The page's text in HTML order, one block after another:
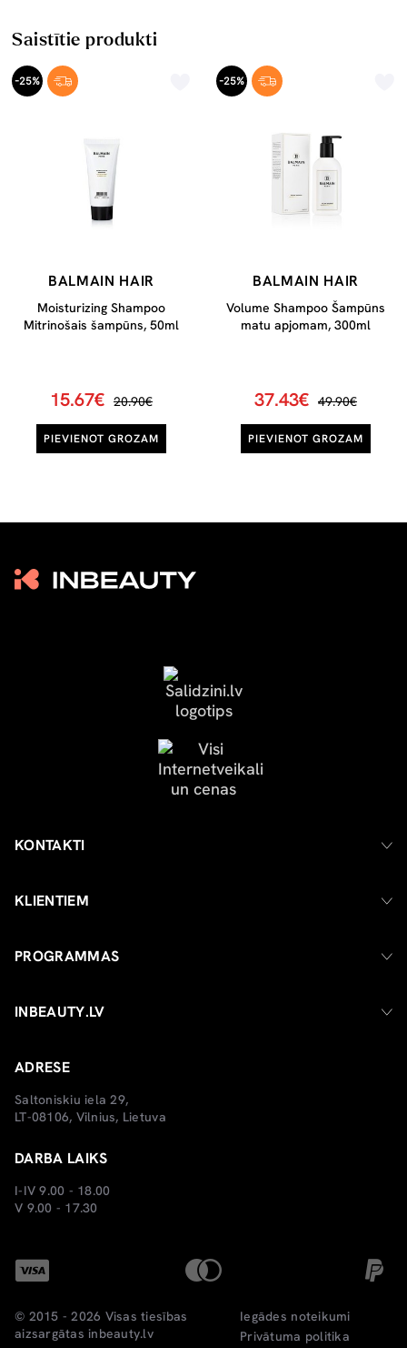
Saistītie produkti
-25%
BALMAIN HAIR
Moisturizing Shampoo
Mitrinošais šampūns, 50ml
15.67€ 20.90€
PIEVIENOT GROZAM
-25%
BALMAIN HAIR
Volume Shampoo Šampūns
matu apjomam, 300ml
37.43€ 49.90€
PIEVIENOT GROZAM
KONTAKTI
KLIENTIEM
PROGRAMMAS
INBEAUTY.LV
ADRESE
Saltoniskiu iela 29,
LT-08106, Vilnius, Lietuva
DARBA LAIKS
I-IV 9.00 - 18.00
V 9.00 - 17.30
© 2015 - 2026 Visas tiesības
aizsargātas inbeauty.lv
Iegādes noteikumi
Privātuma politika